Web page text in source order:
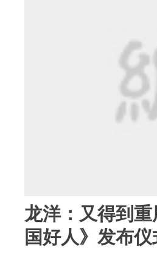
龙洋：又得到
国好人》发布仪